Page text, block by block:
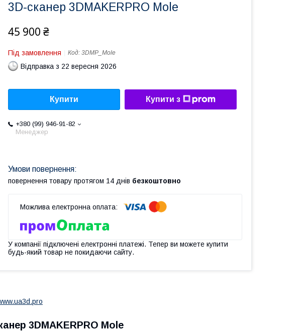
3D-сканер 3DMAKERPRO Mole
45 900 ₴
Під замовлення Код: 3DMP_Mole
Відправка з 22 вересня 2026
Купити Купити з
+380 (99) 946-91-82
Менеджер
повернення товару протягом 14 днів безкоштовно
У компанії підключені електронні платежі. Тепер ви можете купити
будь-який товар не покидаючи сайту.
3DMAKERPRO Mole